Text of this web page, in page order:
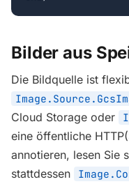
Bilder aus
Die Bildquelle ist
Cloud Storage oder
eine öffentliche
annotieren, lesen Sie
stattdessen